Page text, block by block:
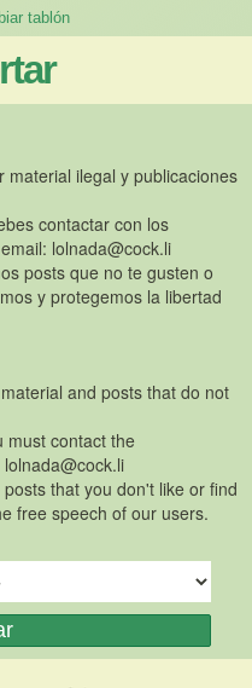
ilegal y publicaciones
contactar con los
lolnada@cock.li
posts que no te gusten o
y protegemos la libertad
and posts that do not
must contact the
lolnada@cock.li
that you don't like or find
free speech of our users.